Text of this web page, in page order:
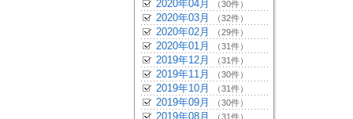
2020年04月 （30件）
2020年03月 （32件）
2020年02月 （29件）
2020年01月 （31件）
2019年12月 （31件）
2019年11月 （30件）
2019年10月 （31件）
2019年09月 （30件）
2019年08月 （31件）